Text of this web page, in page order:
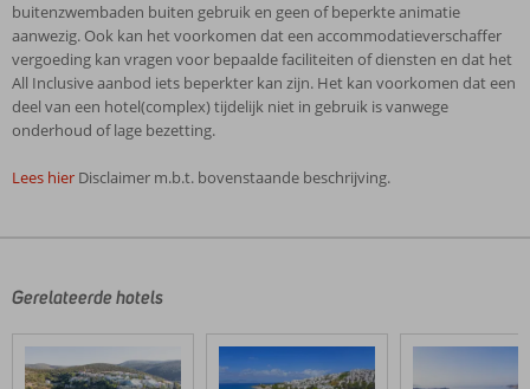
buitenzwembaden buiten gebruik en geen of beperkte animatie
aanwezig. Ook kan het voorkomen dat een accommodatieverschaffer
vergoeding kan vragen voor bepaalde faciliteiten of diensten en dat het
All Inclusive aanbod iets beperkter kan zijn. Het kan voorkomen dat een
deel van een hotel(complex) tijdelijk niet in gebruik is vanwege
onderhoud of lage bezetting.
Lees hier Disclaimer m.b.t. bovenstaande beschrijving.
door
klanten
geschreven
Gerelateerde hotels